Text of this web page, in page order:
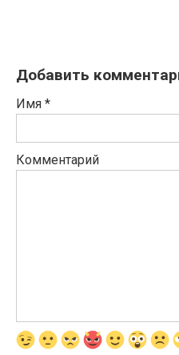
Добавить
Имя *
Комментарий